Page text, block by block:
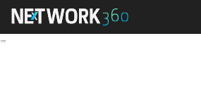
FaxNow! 5